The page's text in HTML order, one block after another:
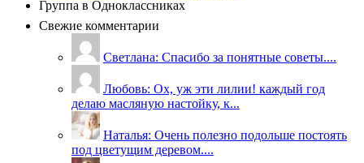
Группа в Одноклассниках
Свежие комментарии
Светлана: Спасибо за понятные советы....
Любовь: Ох, уж эти лилии! каждый год
делаю масляную настойку, к...
Наталья: Очень полезно подольше постоять
под цветущим деревом....